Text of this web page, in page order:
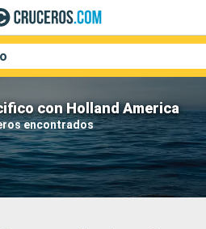
con Holland America
encontrados